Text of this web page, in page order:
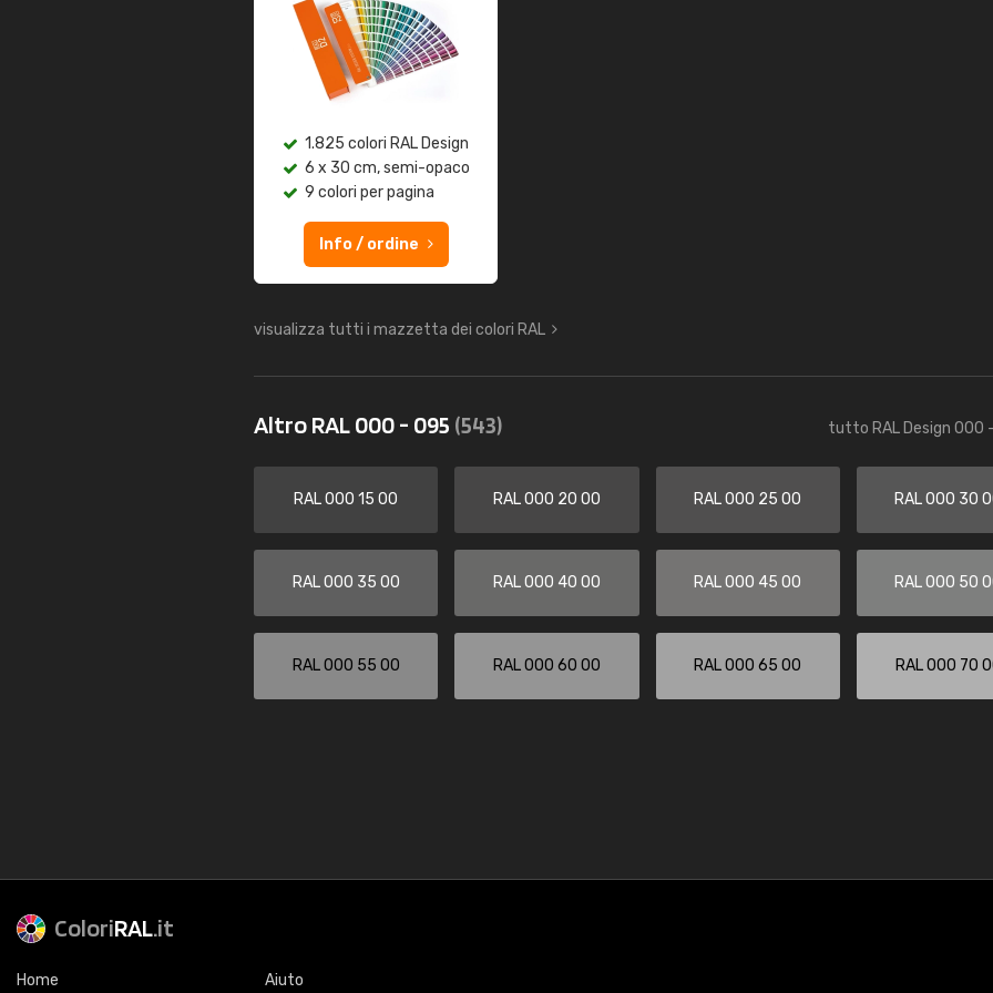
1.825 colori RAL Design
6 x 30 cm, semi-opaco
9 colori per pagina
Info / ordine
visualizza tutti i mazzetta dei colori RAL
Altro RAL 000 - 095 (543) tutto RAL Design 000
RAL 000 15 00 RAL 000 20 00 RAL 000 25 00 RAL 000 30
RAL 000 35 00 RAL 000 40 00 RAL 000 45 00 RAL 000 50
RAL 000 55 00 RAL 000 60 00 RAL 000 65 00 RAL 000 70
ColoriRAL.it
Home Aiuto